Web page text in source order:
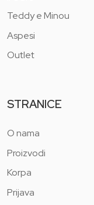
Teddy e Minou
Aspesi
Outlet
STRANICE
O nama
Proizvodi
Korpa
Prijava